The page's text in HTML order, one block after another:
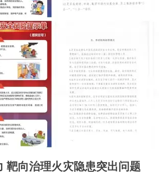
靶向治理火灾隐患突出问题